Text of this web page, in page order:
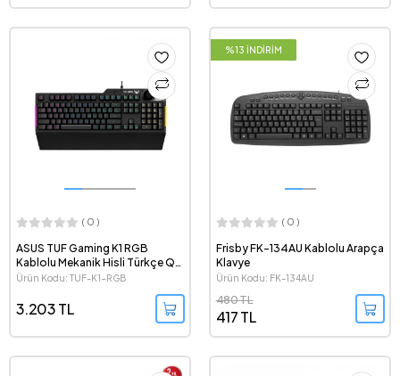
( 0 )
ASUS TUF Gaming K1 RGB
Kablolu Mekanik Hisli Türkçe Q
Oyuncu Klavyesi
Ürün Kodu: TUF-K1-RGB
3.203 TL
%13 İNDİRİM
( 0 )
Frisby FK-134AU Kablolu Arapça
Klavye
Ürün Kodu: FK-134AU
417 TL
480 TL